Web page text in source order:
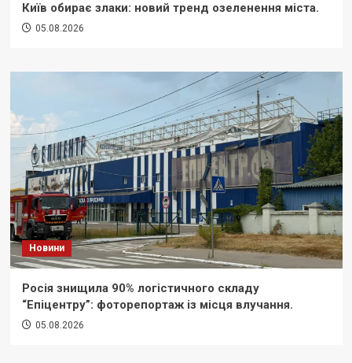
Київ обирає злаки: новий тренд озеленення міста.
05.08.2026
Новини
Росія знищила 90% логістичного складу
“Епіцентру”: фоторепортаж із місця влучання.
05.08.2026